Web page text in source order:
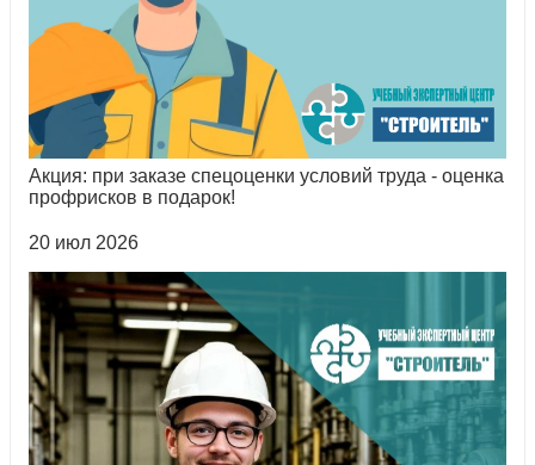
Акция: при заказе спецоценки условий труда - оценка
профрисков в подарок!
20 июл 2026